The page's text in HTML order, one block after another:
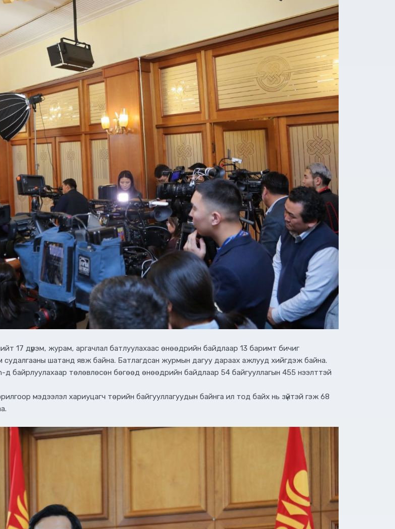
17 дүрэм, журам, аргачлал батлуулахаас өнөөдрийн байдлаар 13 баримт бичиг
шатанд явж байна. Батлагдсан журмын дагуу дараах ажлууд хийгдэж байна.
д байрлуулахаар төлөвлөсөн бөгөөд өнөөдрийн байдлаар 54 байгууллагын 455 нээлттэй
мэдээлэл хариуцагч төрийн байгууллагуудын байнга ил тод байх нь зүйтэй гэж 68